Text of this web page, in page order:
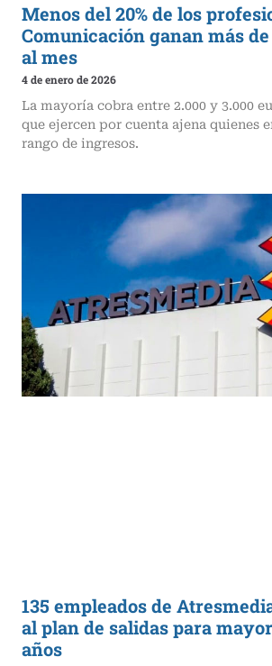
Menos del 20% de los
Comunicación ganan más de
al mes
4 de enero de 2026
La mayoría cobra entre 2.000 y 3.000
que ejercen por cuenta ajena quienes
rango de ingresos.
135 empleados de
al plan de salidas para
años